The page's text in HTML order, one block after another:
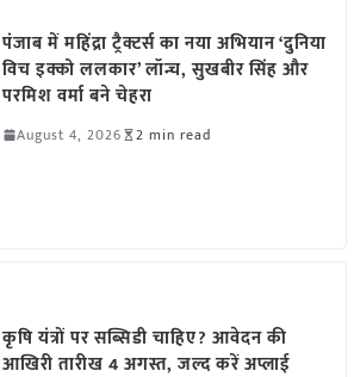
पंजाब में महिंद्रा ट्रैक्टर्स का नया अभियान ‘दुनिया
विच इक्को ललकार’ लॉन्च, सुखबीर सिंह और
परमिश वर्मा बने चेहरा
August 4, 2026 2 min read
कृषि यंत्रों पर सब्सिडी चाहिए? आवेदन की
आखिरी तारीख 4 अगस्त, जल्द करें अप्लाई